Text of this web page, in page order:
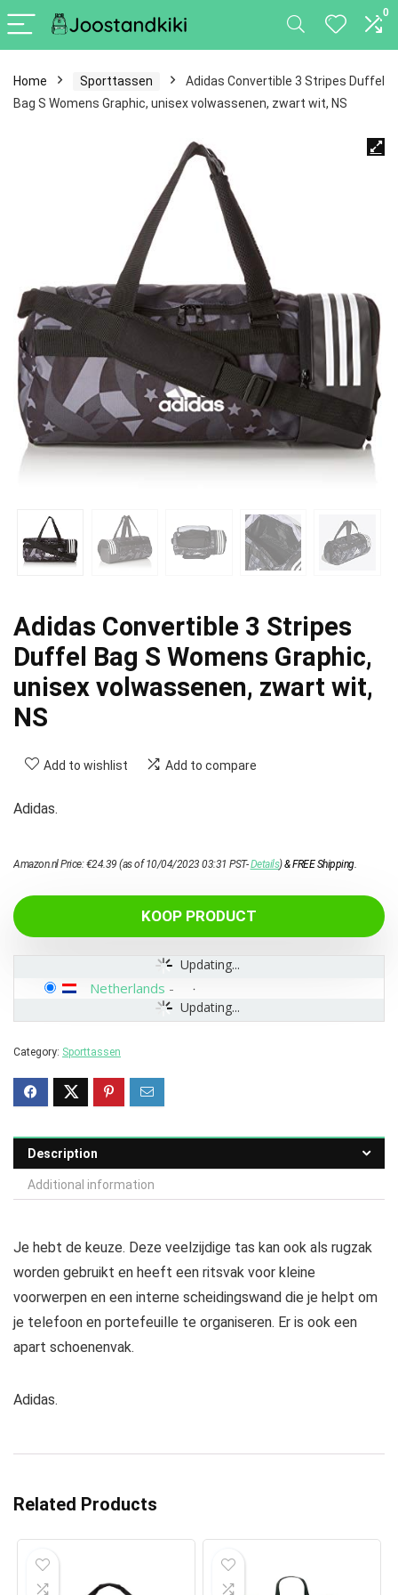
0
Home Sporttassen
Adidas Convertible 3 Stripes Duffel
Bag S Womens Graphic, unisex volwassenen, zwart wit, NS
Adidas Convertible 3 Stripes
Duffel Bag S Womens Graphic,
unisex volwassenen, zwart wit,
NS
Add to wishlist Add to compare
Adidas.
Amazon.nl Price:€24.39 (as of 10/04/2023 03:31 PST-Details)&FREE Shipping.
KOOP PRODUCT
Updating...
Updating...
Netherlands -
Category: Sporttassen
Description
Additional information
Je hebt de keuze. Deze veelzijdige tas kan ook als rugzak
worden gebruikt en heeft een ritsvak voor kleine
voorwerpen en een interne scheidingswand die je helpt om
je telefoon en portefeuille te organiseren. Er is ook een
apart schoenenvak.
Adidas.
Related Products